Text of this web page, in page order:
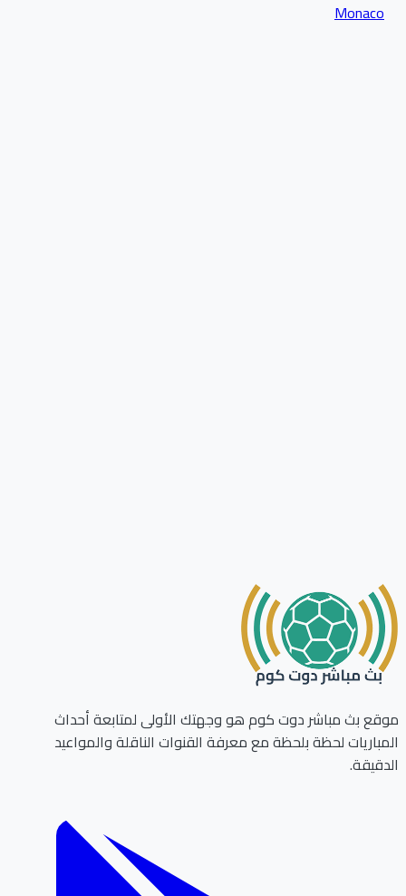
Monaco
بث مباشر دوت كوم هو وجهتك الأولى لمتابعة أحداث
لحظة بلحظة مع معرفة القنوات الناقلة والمواعيد